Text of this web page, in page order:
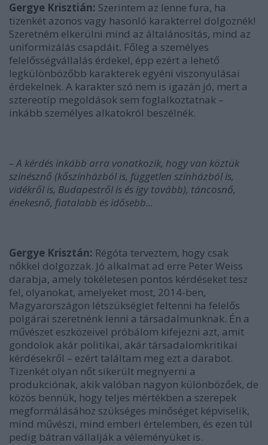
Gergye Krisztián: Szerintem az lenne fura, ha
tizenkét azonos vagy hasonló karakterrel dolgoznék!
Szeretném elkerülni mind az általánosítás, mind az
uniformizálás csapdáit. Főleg a személyes
felelősségvállalás érdekel, épp ezért a lehető
legkülönbözőbb karakterek egyéni viszonyulásai
érdekelnek. A karakter szó nem is igazán jó, mert a
sztereotíp megoldások sem foglalkoztatnak –
inkább személyes alkatokról beszélnék.
– A kérdés inkább arra vonatkozik, hogy van köztük
színésznő (kőszínházból is, független színházból is,
vidékről is, Budapestről is és így tovább), táncosnő,
énekesnő, fiatalabb és idősebb...
Gergye Krisztán: Régóta terveztem, hogy csak
nőkkel dolgozzak. Jó alkalmat ad erre Peter Weiss
darabja, amely tökéletesen pontos kérdéseket tesz
fel, olyanokat, amelyeket most, 2014-ben,
Magyarországon létszükséglet feltenni ha felelős
polgárai szeretnénk lenni a társadalmunknak. Én a
művészet eszközeivel próbálom kifejezni azt, amit
gondolok akár politikai, akár társadalomkritikai
kérdésekről – ezért találtam meg ezt a darabot.
Tizenkét olyan nőt sikerült megnyerni a
produkciónak, akik valóban nagyon különbözőek, de
közös bennük, hogy teljes mértékben a szerepek
megformálásához szükséges minőséget képviselik,
mind művészi, mind emberi értelemben, és ezen túl
pedig bátran vállalják a véleményüket is.